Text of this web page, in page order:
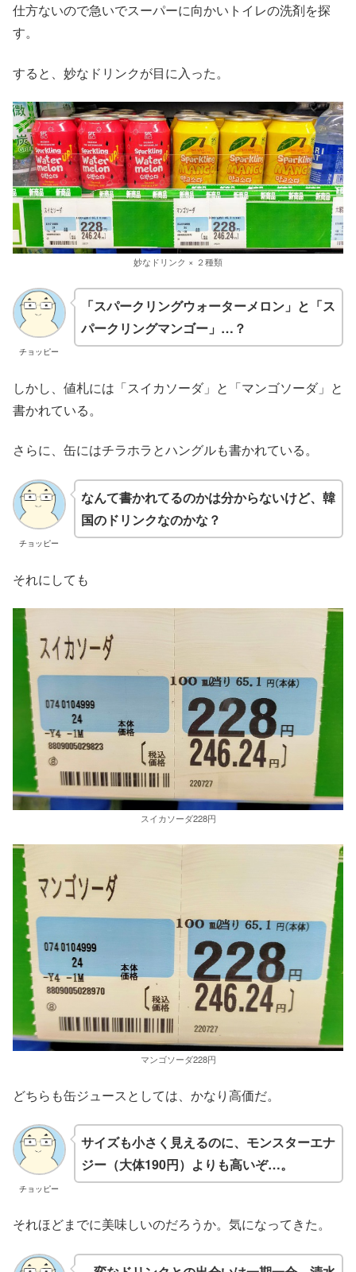
仕方ないので急いでスーパーに向かいトイレの洗剤を探
す。
すると、妙なドリンクが目に入った。
妙なドリンク × ２種類
チョッピー
「スパークリングウォーターメロン」と「ス
パークリングマンゴー」…？
しかし、値札には「スイカソーダ」と「マンゴソーダ」と
書かれている。
さらに、缶にはチラホラとハングルも書かれている。
チョッピー
なんて書かれてるのかは分からないけど、韓
国のドリンクなのかな？
それにしても
スイカソーダ228円
マンゴソーダ228円
どちらも缶ジュースとしては、かなり高価だ。
チョッピー
サイズも小さく見えるのに、モンスターエナ
ジー（大体190円）よりも高いぞ…。
それほどまでに美味しいのだろうか。気になってきた。